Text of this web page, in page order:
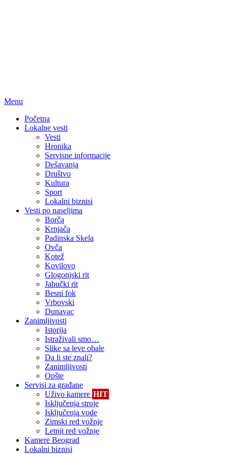
Menu
Početna
Lokalne vesti
Vesti
Hronika
Servisne informacije
Dešavanja
Društvo
Kultura
Sport
Lokalni biznisi
Vesti po naseljima
Borča
Krnjača
Padinska Skela
Ovča
Kotež
Kovilovo
Glogonjski rit
Jabučki rit
Besni fok
Vrbovski
Dunavac
Zanimljivosti
Istorija
Istraživali smo…
Slike sa leve obale
Da li ste znali?
Zanimljivosti
Opšte
Servisi za građane
Uživo kamere HIT
Isključenja struje
Isključenja vode
Zimski red vožnje
Letnji red vožnje
Kamere Beograd
Lokalni biznisi